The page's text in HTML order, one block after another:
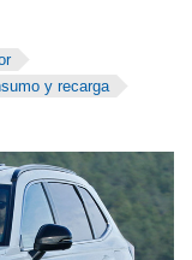
y recarga